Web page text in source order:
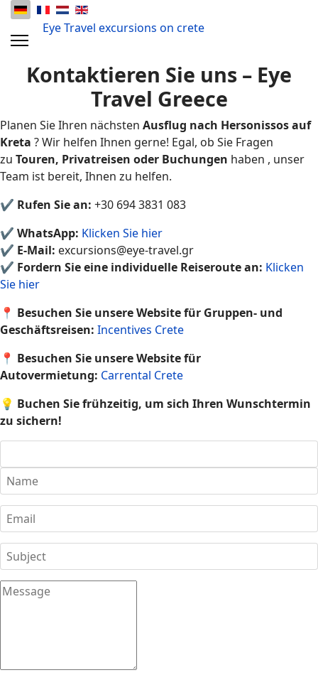
Eye Travel excursions on crete
Kontaktieren Sie uns – Eye
Travel Greece
Planen Sie Ihren nächsten Ausflug nach Hersonissos auf
Kreta ? Wir helfen Ihnen gerne! Egal, ob Sie Fragen
zu Touren, Privatreisen oder Buchungen haben , unser
Team ist bereit, Ihnen zu helfen.
✔ Rufen Sie an: +30 694 3831 083
✔ WhatsApp: Klicken Sie hier
✔ E-Mail: excursions@eye-travel.gr
✔ Fordern Sie eine individuelle Reiseroute an: Klicken
Sie hier
📍 Besuchen Sie unsere Website für Gruppen- und
Geschäftsreisen: Incentives Crete
📍 Besuchen Sie unsere Website für
Autovermietung: Carrental Crete
💡 Buchen Sie frühzeitig, um sich Ihren Wunschtermin
zu sichern!